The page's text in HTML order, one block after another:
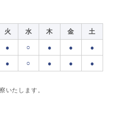
火 水 木 金
土
● ○ ● ●
●
● ○ ● ● ●
いたします。